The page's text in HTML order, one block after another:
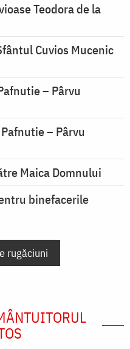
Teodora de la
Cuvios Mucenic
– Pârvu
– Pârvu
Maica Domnului
binefacerile
rugăciuni